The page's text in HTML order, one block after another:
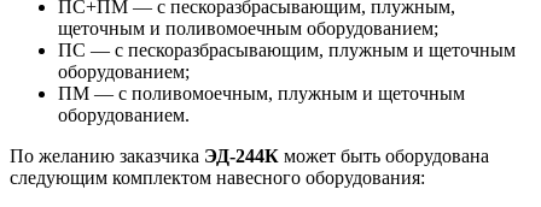
ПС+ПМ — с пескоразбрасывающим, плужным,
щеточным и поливомоечным оборудованием;
ПС — с пескоразбрасывающим, плужным и щеточным
оборудованием;
ПМ — с поливомоечным, плужным и щеточным
оборудованием.
По желанию заказчика ЭД-244К может быть оборудована
следующим комплектом навесного оборудования: